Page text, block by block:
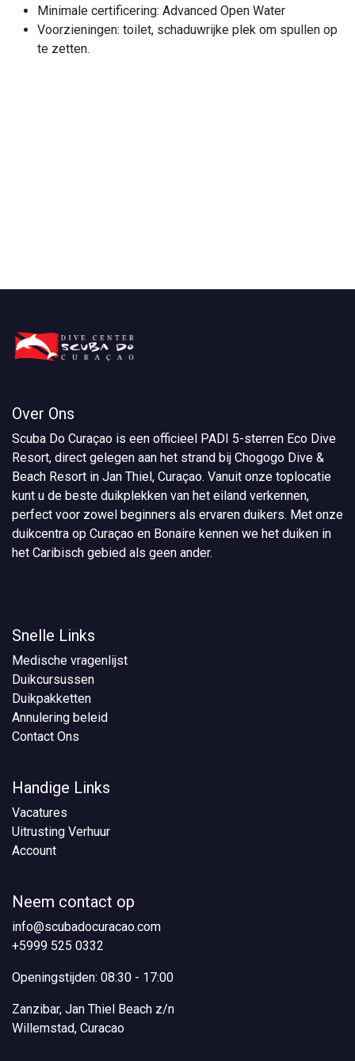
Minimale certificering: Advanced Open Water
Voorzieningen: toilet, schaduwrijke plek om spullen op
te zetten.
Over Ons
Scuba Do Curaçao is een officieel PADI 5-sterren Eco Dive
Resort, direct gelegen aan het strand bij Chogogo Dive &
Beach Resort in Jan Thiel, Curaçao. Vanuit onze toplocatie
kunt u de beste duikplekken van het eiland verkennen,
perfect voor zowel beginners als ervaren duikers. Met onze
duikcentra op Curaçao en Bonaire kennen we het duiken in
het Caribisch gebied als geen ander.
Snelle Links
Medische vragenlijst
Duikcursussen
Duikpakketten
Annulering beleid
Contact Ons
Handige Links
Vacatures
Uitrusting Verhuur
Account
Neem contact op
info@scubadocuracao.com
+5999 525 0332
Openingstijden: 08:30 - 17:00
Zanzibar, Jan Thiel Beach z/n
Willemstad, Curacao